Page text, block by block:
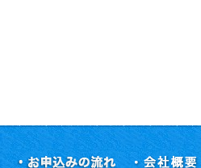
お申込みの流れ